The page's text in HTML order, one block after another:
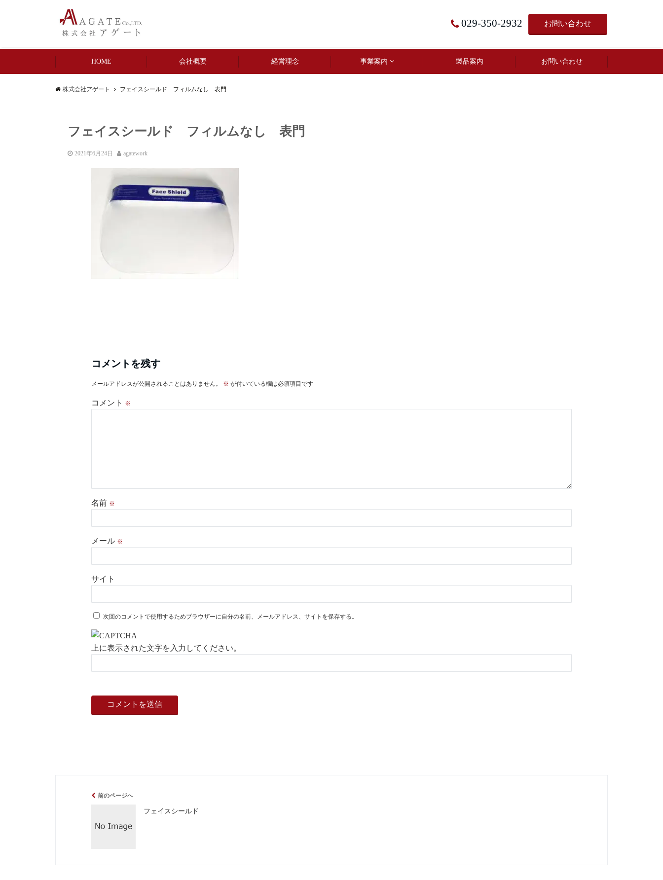
029-350-2932 お問い合わせ
HOME 会社概要 経営理念 事業案内 製品案内 お問い合わせ
株式会社アゲート フェイスシールド フィルムなし 表門
フェイスシールド フィルムなし 表門
2021年6月24日 agatework
コメントを残す
メールアドレスが公開されることはありません。 ※ が付いている欄は必須項目です
コメント ※
名前 ※
メール ※
サイト
次回のコメントで使用するためブラウザーに自分の名前、メールアドレス、サイトを保存する。
上に表示された文字を入力してください。
前のページへ
フェイスシールド